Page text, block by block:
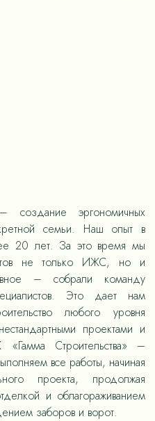
эргономичных
семьи. Наш опыт в
20 лет. За это время мы
не только ИЖС, но и
– собрали команду
Это дает нам
любого уровня
проектами и
Строительства» –
все работы, начиная
проекта, продолжая
и облагораживанием
заборов и ворот.